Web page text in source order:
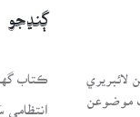
مختلف موضوعن
ڳنڍجو
ڪتاب
انتظامي